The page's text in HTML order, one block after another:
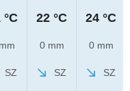
°C
SZ
22 °C
0 mm
SZ
24 °C
0 mm
SZ